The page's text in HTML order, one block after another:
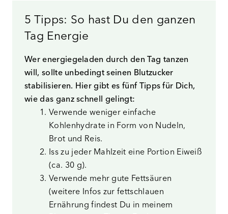
5 Tipps: So hast Du den ganzen
Tag Energie
Wer energiegeladen durch den Tag tanzen
will, sollte unbedingt seinen Blutzucker
stabilisieren. Hier gibt es fünf Tipps für Dich,
wie das ganz schnell gelingt:
Verwende weniger einfache
Kohlenhydrate in Form von Nudeln,
Brot und Reis.
Iss zu jeder Mahlzeit eine Portion Eiweiß
(ca. 30 g).
Verwende mehr gute Fettsäuren
(weitere Infos zur fettschlauen
Ernährung findest Du in meinem